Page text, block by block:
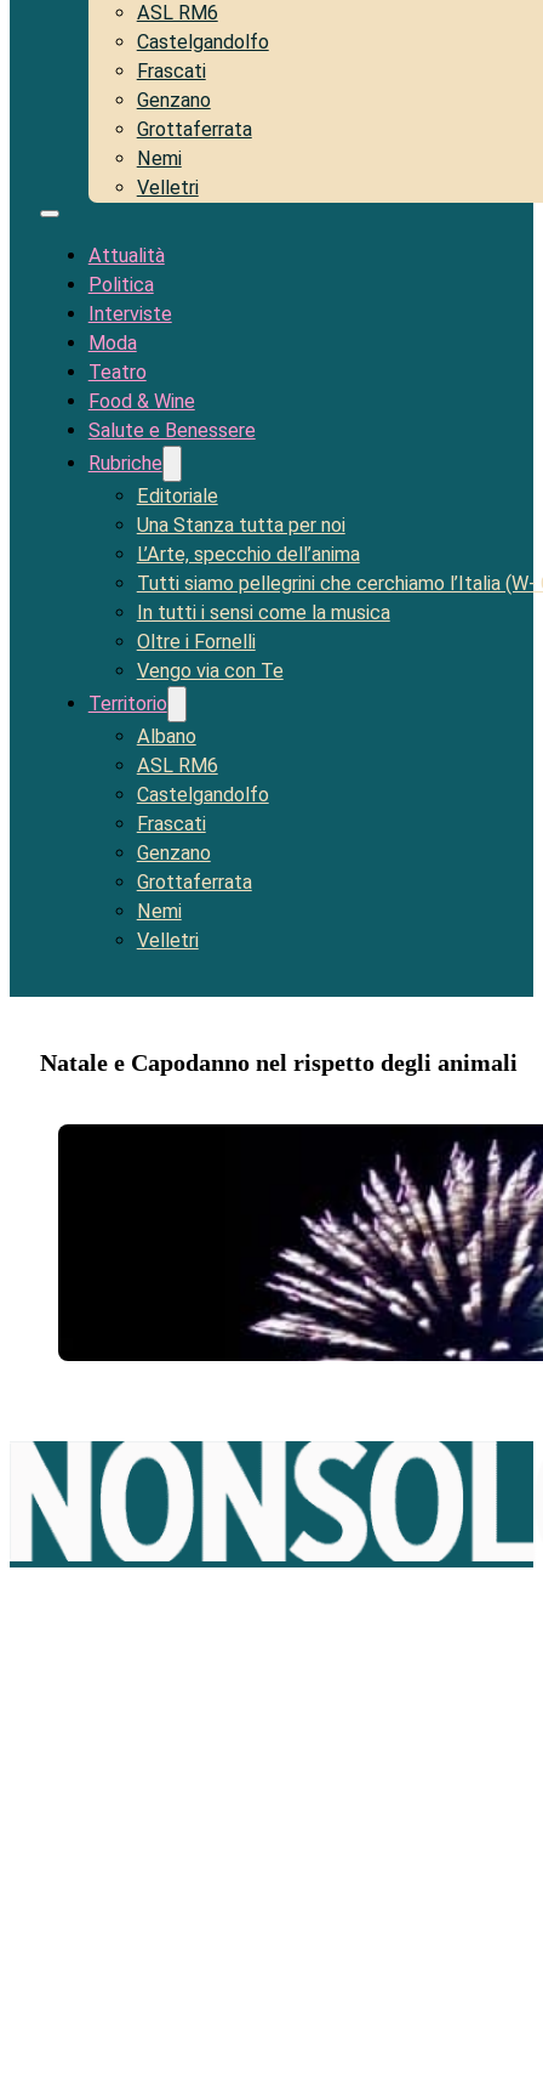
ASL RM6
Castelgandolfo
Frascati
Genzano
Grottaferrata
Nemi
Velletri
Attualità
Politica
Interviste
Moda
Teatro
Food & Wine
Salute e Benessere
Rubriche
Editoriale
Una Stanza tutta per noi
L’Arte, specchio dell’anima
Tutti siamo pellegrini che cerchiamo l’Italia (W-
In tutti i sensi come la musica
Oltre i Fornelli
Vengo via con Te
Territorio
Albano
ASL RM6
Castelgandolfo
Frascati
Genzano
Grottaferrata
Nemi
Velletri
Natale e Capodanno nel rispetto degli animali